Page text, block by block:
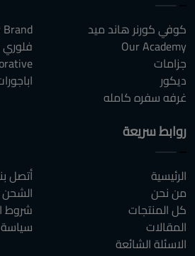
كوفي كورنر هاند ميد
Our Academy
جزامات
ديكور
غرفه سفره كامله
روابط سريعة
الرئيسية
من نحن
كل المنتجات
المقالات
الاسئلة الشائعة
أتصل
الشحن
شروط